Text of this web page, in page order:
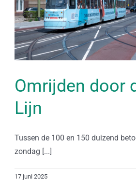
Omrijden door
Lijn
Tussen de 100 en 150 duizend
zondag [...]
17 juni 2025